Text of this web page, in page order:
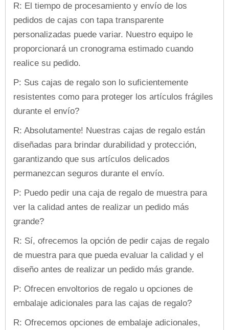
R: El tiempo de procesamiento y envío de los
pedidos de cajas con tapa transparente
personalizadas puede variar. Nuestro equipo le
proporcionará un cronograma estimado cuando
realice su pedido.
P: Sus cajas de regalo son lo suficientemente
resistentes como para proteger los artículos frágiles
durante el envío?
R: Absolutamente! Nuestras cajas de regalo están
diseñadas para brindar durabilidad y protección,
garantizando que sus artículos delicados
permanezcan seguros durante el envío.
P: Puedo pedir una caja de regalo de muestra para
ver la calidad antes de realizar un pedido más
grande?
R: Sí, ofrecemos la opción de pedir cajas de regalo
de muestra para que pueda evaluar la calidad y el
diseño antes de realizar un pedido más grande.
P: Ofrecen envoltorios de regalo u opciones de
embalaje adicionales para las cajas de regalo?
R: Ofrecemos opciones de embalaje adicionales,